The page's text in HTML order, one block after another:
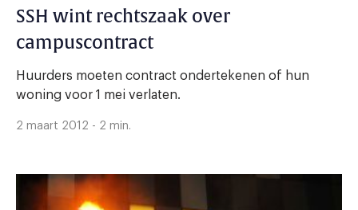
SSH wint rechtszaak over
campuscontract
Huurders moeten contract ondertekenen of hun
woning voor 1 mei verlaten.
2 maart 2012 - 2 min.